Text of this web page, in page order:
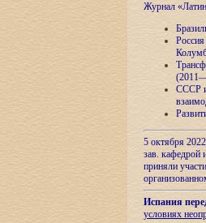
Журнал
СССР и
5 октября
зав.
приняли
Испания
условиях